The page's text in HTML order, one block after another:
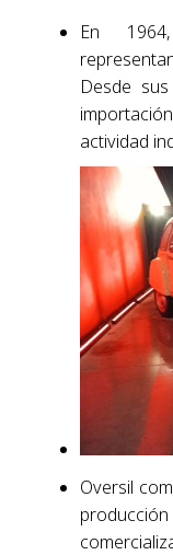
En
Desde
actividad
Oversil